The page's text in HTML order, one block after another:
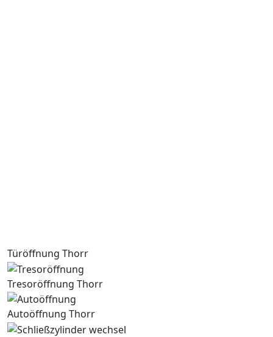
Türöffnung Thorr
Tresoröffnung Thorr
Autoöffnung Thorr